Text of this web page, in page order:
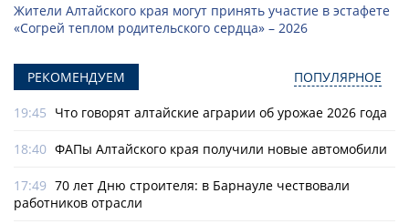
Жители Алтайского края могут принять участие в эстафете
«Согрей теплом родительского сердца» – 2026
РЕКОМЕНДУЕМ ПОПУЛЯРНОЕ
19:45 Что говорят алтайские аграрии об урожае 2026 года
18:40 ФАПы Алтайского края получили новые автомобили
17:49 70 лет Дню строителя: в Барнауле чествовали
работников отрасли